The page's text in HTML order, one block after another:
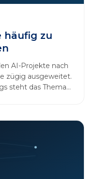
häufig zu
AI-Projekte nach
zügig ausgeweitet.
steht das Thema